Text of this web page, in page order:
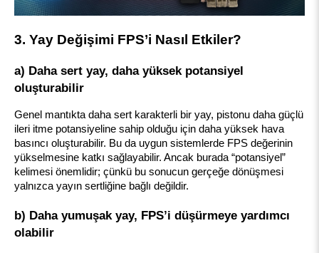
3. Yay Değişimi FPS’i Nasıl Etkiler?
a) Daha sert yay, daha yüksek potansiyel
oluşturabilir
Genel mantıkta daha sert karakterli bir yay, pistonu daha güçlü
ileri itme potansiyeline sahip olduğu için daha yüksek hava
basıncı oluşturabilir. Bu da uygun sistemlerde FPS değerinin
yükselmesine katkı sağlayabilir. Ancak burada “potansiyel”
kelimesi önemlidir; çünkü bu sonucun gerçeğe dönüşmesi
yalnızca yayın sertliğine bağlı değildir.
b) Daha yumuşak yay, FPS’i düşürmeye yardımcı
olabilir